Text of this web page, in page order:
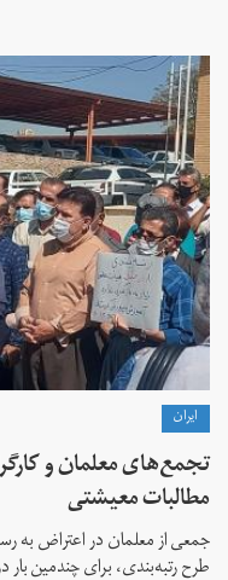
ايران
تجمع‌های معلمان و
مطالبات معیشتی
جمعی از معلمان در اعتراض به
طرح رتبه‌بندی، برای چندمین